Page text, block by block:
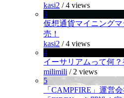
kasi2 /4 views
3
仮想通貨マイニング
売！
kasi2 /4 views
4
イーサリアムって何
milimili / 2 views
5
「CAMPFIRE」運営